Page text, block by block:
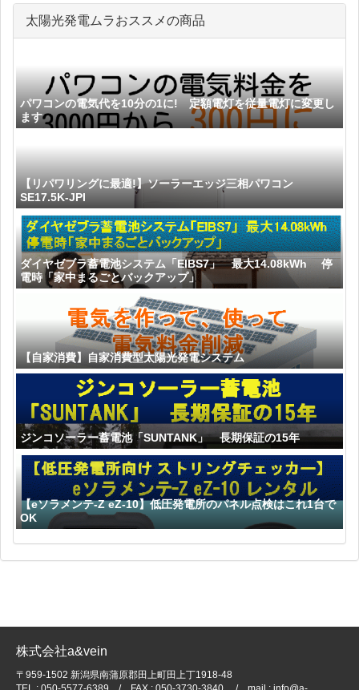
太陽光発電ムラおススメの商品
パワコンの電気代を10分の1に! 定額電灯を従量電灯に変更し
ます
【リパワリングに最適!】ソーラーエッジ三相パワコン
SE17.5K-JPI
ダイヤゼブラ蓄電池システム「EIBS7」 最大14.08kWh 停
電時「家中まるごとバックアップ」
【自家消費】自家消費型太陽光発電システム
ジンコソーラー蓄電池「SUNTANK」 長期保証の15年
【eソラメンテ-Z eZ-10】低圧発電所のパネル点検はこれ1台で
OK
株式会社a&vein
〒959-1502 新潟県南蒲原郡田上町田上丁1918-48